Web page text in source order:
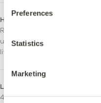
Preferences
Statistics
Marketing
Halkklassificering
R10. Utökat halkskydd
under hela produktens
livslängd.
Ljusreflektionsvärde (Y)
45